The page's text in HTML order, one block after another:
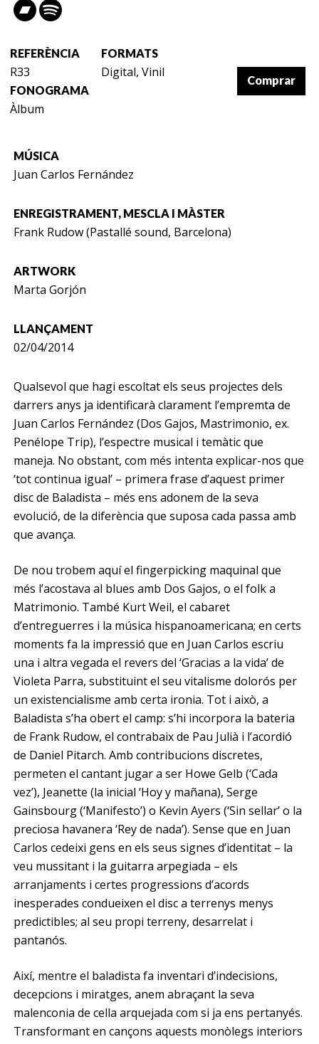
REFERÈNCIA
R33
FORMATS
Digital, Vinil
FONOGRAMA
Àlbum
Comprar
MÚSICA
Juan Carlos Fernández
ENREGISTRAMENT, MESCLA I MÀSTER
Frank Rudow (Pastallé sound, Barcelona)
ARTWORK
Marta Gorjón
LLANÇAMENT
02/04/2014
Qualsevol que hagi escoltat els seus projectes dels
darrers anys ja identificarà clarament l’empremta de
Juan Carlos Fernández (Dos Gajos, Mastrimonio, ex.
Penélope Trip), l’espectre musical i temàtic que
maneja. No obstant, com més intenta explicar-nos que
‘tot continua igual’ – primera frase d’aquest primer
disc de Baladista – més ens adonem de la seva
evolució, de la diferència que suposa cada passa amb
que avança.
De nou trobem aquí el fingerpicking maquinal que
més l’acostava al blues amb Dos Gajos, o el folk a
Matrimonio. També Kurt Weil, el cabaret
d’entreguerres i la música hispanoamericana; en certs
moments fa la impressió que en Juan Carlos escriu
una i altra vegada el revers del ‘Gracias a la vida’ de
Violeta Parra, substituint el seu vitalisme dolorós per
un existencialisme amb certa ironia. Tot i això, a
Baladista s’ha obert el camp: s’hi incorpora la bateria
de Frank Rudow, el contrabaix de Pau Julià i l’acordió
de Daniel Pitarch. Amb contribucions discretes,
permeten el cantant jugar a ser Howe Gelb (‘Cada
vez’), Jeanette (la inicial ‘Hoy y mañana), Serge
Gainsbourg (‘Manifesto’) o Kevin Ayers (‘Sin sellar’ o la
preciosa havanera ‘Rey de nada’). Sense que en Juan
Carlos cedeixi gens en els seus signes d’identitat – la
veu mussitant i la guitarra arpegiada – els
arranjaments i certes progressions d’acords
inesperades condueixen el disc a terrenys menys
predictibles; al seu propi terreny, desarrelat i
pantanós.
Així, mentre el baladista fa inventari d’indecisions,
decepcions i miratges, anem abraçant la seva
malenconia de cella arquejada com si ja ens pertanyés.
Transformant en cançons aquests monòlegs interiors